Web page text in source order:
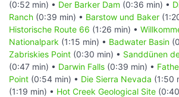
(0:52 min) • Der Barker Dam (0:36 min) •
Ranch (0:39 min) • Barstow und Baker
Historische Route 66 (1:26 min) •
Nationalpark (1:15 min) • Badwater Basin
Zabriskies Point (0:30 min) • Sanddünen
(0:47 min) • Darwin Falls (0:39 min) •
Point (0:54 min) • Die Sierra Nevada (1:50
(1:19 min) • Hot Creek Geological Site